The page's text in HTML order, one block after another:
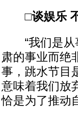
□谈娱乐 不
“我们是从
肃的事业而绝
事，跳水节目
意味着我们放
恰是为了推动